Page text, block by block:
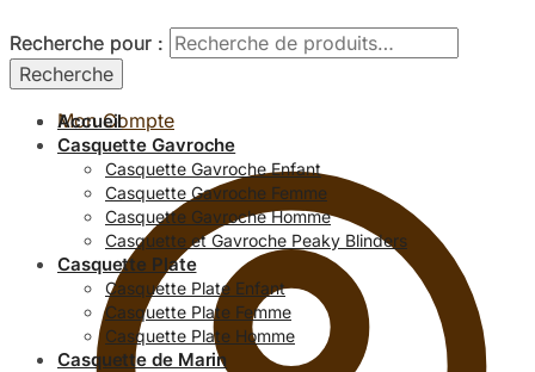
Recherche pour :
Recherche
Mon Compte
Recherche pour :
Recherche
Accueil
Casquette Gavroche
Casquette Gavroche Enfant
Casquette Gavroche Femme
Casquette Gavroche Homme
Casquette et Gavroche Peaky Blinders
Casquette Plate
Casquette Plate Enfant
Casquette Plate Femme
Casquette Plate Homme
Casquette de Marin